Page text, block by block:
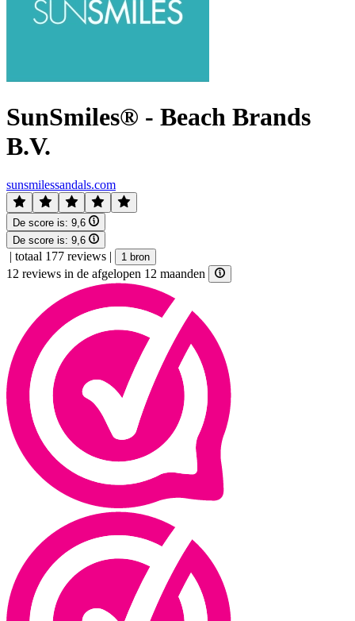
SunSmiles® - Beach Brands
B.V.
sunsmilessandals.com
De score is: 9,6
De score is: 9,6
| totaal 177 reviews | 1 bron
12 reviews in de afgelopen 12 maanden